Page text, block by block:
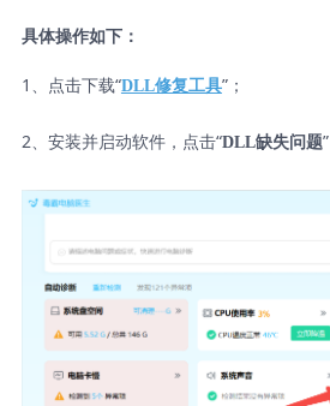
具体操作如下：
1、点击下载“DLL修复工具”；
2、安装并启动软件，点击“DLL缺失问题”